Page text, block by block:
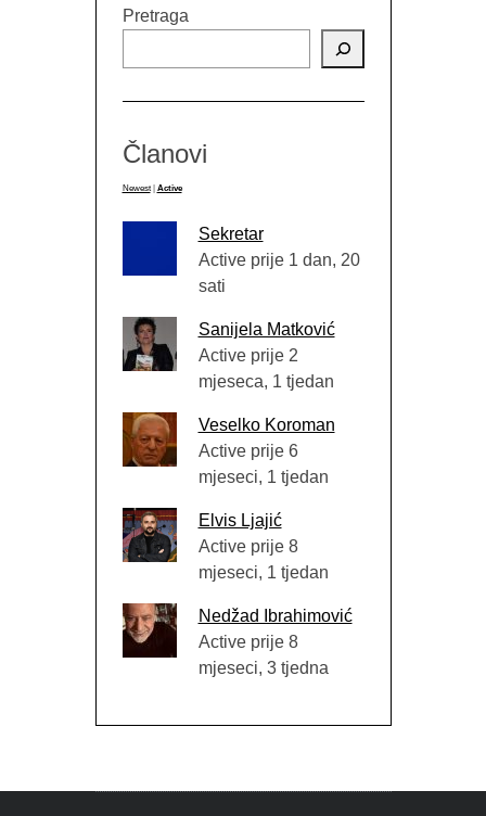
Pretraga
Članovi
Newest Active
Sekretar
Active prije 1 dan, 20
sati
Sanijela Matković
Active prije 2
mjeseca, 1 tjedan
Veselko Koroman
Active prije 6
mjeseci, 1 tjedan
Elvis Ljajić
Active prije 8
mjeseci, 1 tjedan
Nedžad Ibrahimović
Active prije 8
mjeseci, 3 tjedna